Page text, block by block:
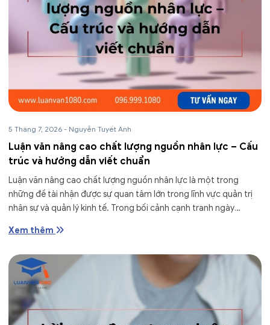
5 Tháng 7, 2026 - Nguyễn Tuyết Anh
Luận văn nâng cao chất lượng nguồn nhân lực – Cấu
trúc và hướng dẫn viết chuẩn
Luận văn nâng cao chất lượng nguồn nhân lực là một trong
những đề tài nhận được sự quan tâm lớn trong lĩnh vực quản trị
nhân sự và quản lý kinh tế. Trong bối cảnh cạnh tranh ngày
Xem thêm